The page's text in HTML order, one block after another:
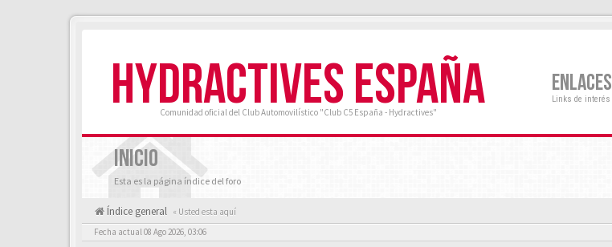
HYDRACTIVES ESPAÑA
Comunidad oficial del Club Automovilístico "Club C5 España - Hydractives"
ENLACES
Links de interés
INICIO
Esta es la página índice del foro
Índice general « Usted esta aquí
Fecha actual 08 Ago 2026, 03:06